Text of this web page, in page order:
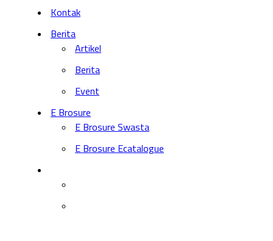
Kontak
Berita
Artikel
Berita
Event
E Brosure
E Brosure Swasta
E Brosure Ecatalogue